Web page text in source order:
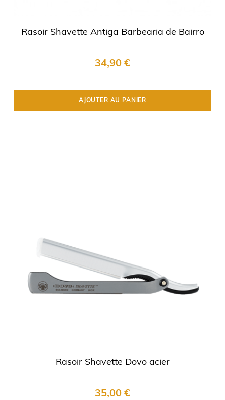
Rasoir Shavette Antiga Barbearia de Bairro
34,90 €
AJOUTER AU PANIER
Rasoir Shavette Dovo acier
35,00 €